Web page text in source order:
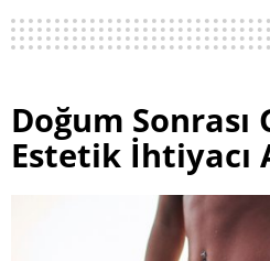
Doğum Sonrası
Estetik İhtiyacı